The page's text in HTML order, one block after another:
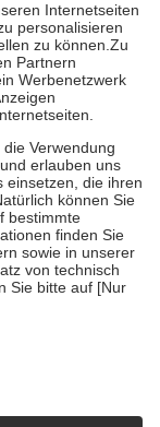
Apotheken.
die
Euro je
Gesundheit zu
unterstützen,
18. Lebensjahr
die von der
Bewertungen